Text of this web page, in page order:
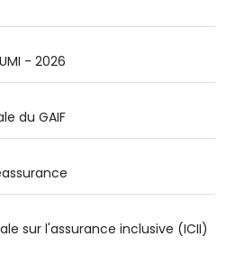
- 2026
du GAIF
sur l'assurance inclusive (ICII)